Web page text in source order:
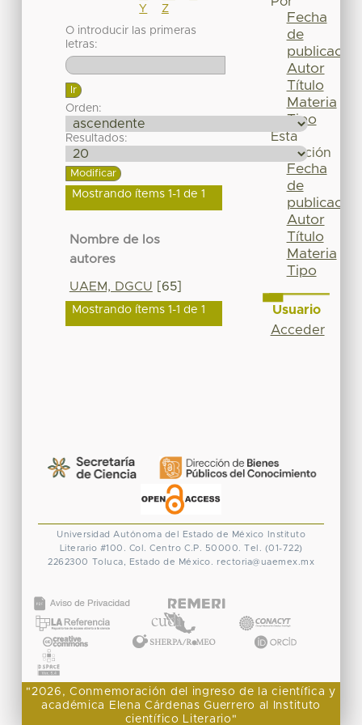
Y
Z
O introducir las primeras
letras:
Orden:
Resultados:
Mostrando ítems 1-1 de 1
Nombre de los
autores
UAEM, DGCU [65]
Mostrando ítems 1-1 de 1
Fecha
de
publicación
Autor
Título
Materia
Tipo
Esta
colección
Fecha
de
publicación
Autor
Título
Materia
Tipo
Usuario
Acceder
Universidad Autónoma del Estado de México
Instituto
Literario #100. Col. Centro C.P. 50000. Tel. (01-722)
2262300 Toluca, Estado de México. rectoria@uaemex.mx
"2026, Conmemoración del ingreso de la científica y
académica Elena Cárdenas Guerrero al Instituto
científico Literario"